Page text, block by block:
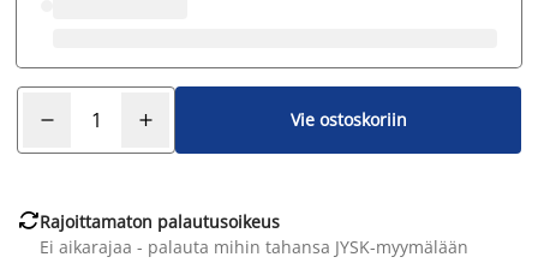
Vie ostoskoriin
Rajoittamaton palautusoikeus
Ei aikarajaa - palauta mihin tahansa JYSK-myymälään